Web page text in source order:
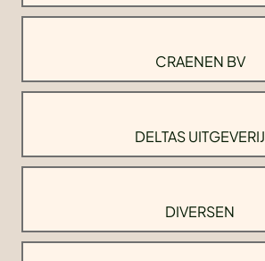
CRAENEN BV
DELTAS UITGEVERIJ
DIVERSEN